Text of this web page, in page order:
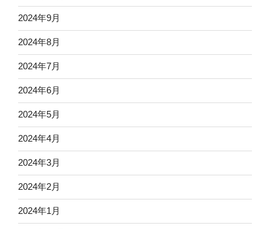
2024年9月
2024年8月
2024年7月
2024年6月
2024年5月
2024年4月
2024年3月
2024年2月
2024年1月